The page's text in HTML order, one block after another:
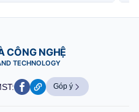
CÔNG NGHỆ
TECHNOLOGY
Góp ý